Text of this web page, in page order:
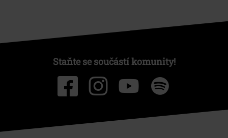
Staňte se součástí komunity!